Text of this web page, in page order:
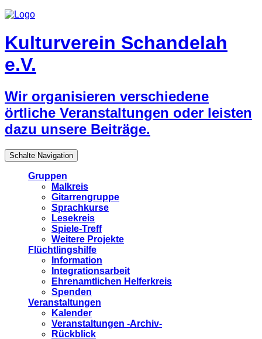
Kulturverein Schandelah
e.V.
Wir organisieren verschiedene
örtliche Veranstaltungen oder leisten
dazu unsere Beiträge.
Schalte Navigation
Gruppen
Malkreis
Gitarrengruppe
Sprachkurse
Lesekreis
Spiele-Treff
Weitere Projekte
Flüchtlingshilfe
Information
Integrationsarbeit
Ehrenamtlichen Helferkreis
Spenden
Veranstaltungen
Kalender
Veranstaltungen -Archiv-
Rückblick